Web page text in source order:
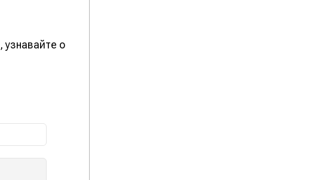
, узнавайте о